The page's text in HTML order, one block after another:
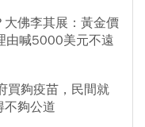
佛李其展：黃金價
由喊5000美元不遠
買夠疫苗，民間就
不夠公道